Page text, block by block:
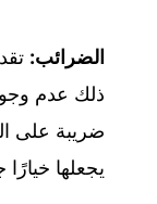
الضرائب:
ذلك عدم
ضريبة على
يجعلها خيارًا